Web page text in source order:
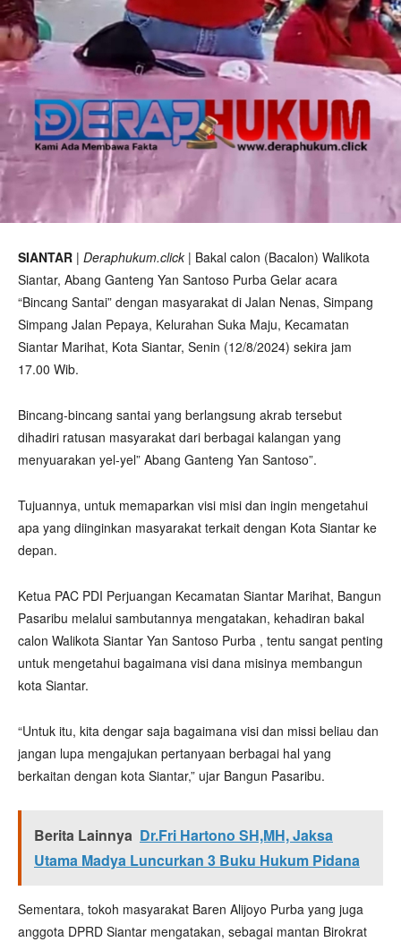
SIANTAR | Deraphukum.click | Bakal calon (Bacalon) Walikota
Siantar, Abang Ganteng Yan Santoso Purba Gelar acara
“Bincang Santai” dengan masyarakat di Jalan Nenas, Simpang
Simpang Jalan Pepaya, Kelurahan Suka Maju, Kecamatan
Siantar Marihat, Kota Siantar, Senin (12/8/2024) sekira jam
17.00 Wib.
Bincang-bincang santai yang berlangsung akrab tersebut
dihadiri ratusan masyarakat dari berbagai kalangan yang
menyuarakan yel-yel” Abang Ganteng Yan Santoso”.
Tujuannya, untuk memaparkan visi misi dan ingin mengetahui
apa yang diinginkan masyarakat terkait dengan Kota Siantar ke
depan.
Ketua PAC PDI Perjuangan Kecamatan Siantar Marihat, Bangun
Pasaribu melalui sambutannya mengatakan, kehadiran bakal
calon Walikota Siantar Yan Santoso Purba , tentu sangat penting
untuk mengetahui bagaimana visi dana misinya membangun
kota Siantar.
“Untuk itu, kita dengar saja bagaimana visi dan missi beliau dan
jangan lupa mengajukan pertanyaan berbagai hal yang
berkaitan dengan kota Siantar,” ujar Bangun Pasaribu.
Berita Lainnya Dr.Fri Hartono SH,MH, Jaksa
Utama Madya Luncurkan 3 Buku Hukum Pidana
Sementara, tokoh masyarakat Baren Alijoyo Purba yang juga
anggota DPRD Siantar mengatakan, sebagai mantan Birokrat